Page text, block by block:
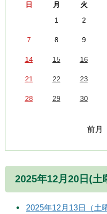
日 月 火
1
2
7 8 9
14 15 16
21 22 23
28 29 30
前月
2025年12月20日(土
2025年12月13日（土